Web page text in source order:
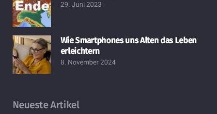
29. Juni 2023
Wie Smartphones uns Alten das Leben
erleichtern
8. November 2024
Neueste Artikel